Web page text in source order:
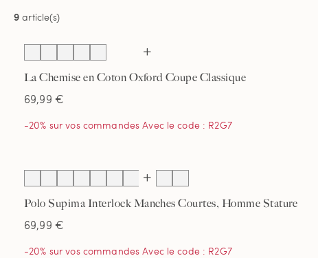
9 article(s)
La Chemise en Coton Oxford Coupe Classique
69,99 €
-20% sur vos commandes Avec le code : R2G7
Polo Supima Interlock Manches Courtes, Homme Stature
69,99 €
-20% sur vos commandes Avec le code : R2G7